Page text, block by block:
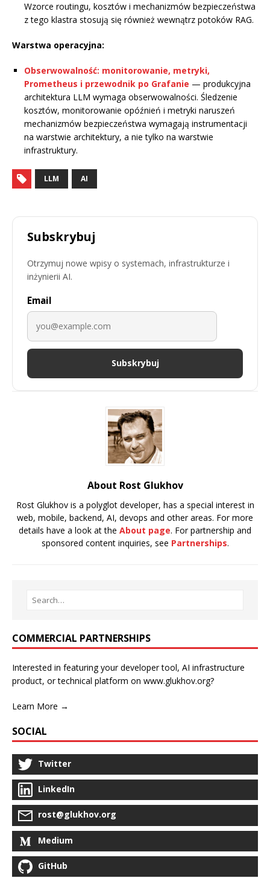
Wzorce routingu, kosztów i mechanizmów bezpieczeństwa
z tego klastra stosują się również wewnątrz potoków RAG.
Warstwa operacyjna:
Obserwowalność: monitorowanie, metryki,
Prometheus i przewodnik po Grafanie — produkcyjna
architektura LLM wymaga obserwowalności. Śledzenie
kosztów, monitorowanie opóźnień i metryki naruszeń
mechanizmów bezpieczeństwa wymagają instrumentacji
na warstwie architektury, a nie tylko na warstwie
infrastruktury.
LLM AI
Subskrybuj
Otrzymuj nowe wpisy o systemach, infrastrukturze i
inżynierii AI.
Email
Subskrybuj
About Rost Glukhov
Rost Glukhov is a polyglot developer, has a special interest in
web, mobile, backend, AI, devops and other areas. For more
details have a look at the About page. For partnership and
sponsored content inquiries, see Partnerships.
COMMERCIAL PARTNERSHIPS
Interested in featuring your developer tool, AI infrastructure
product, or technical platform on www.glukhov.org?
Learn More →
SOCIAL
Twitter
LinkedIn
rost@glukhov.org
Medium
GitHub